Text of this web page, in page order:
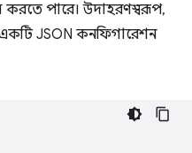
পারে। উদাহরণস্বরূপ,
JSON কনফিগারেশন